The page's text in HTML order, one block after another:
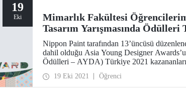
19
Eki
Mimarlık Fakültesi
Tasarım Yarışmasında Ödülleri
Nippon Paint tarafından 13’üncüsü
dahil olduğu Asia Young Designer
Ödülleri – AYDA) Türkiye 2021 kazananları
öğrencilerimiz sundukları başarılı
19 Eki 2021 Öğrenci